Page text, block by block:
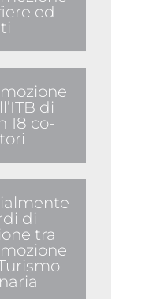
ed
di
18 co-
di
tra